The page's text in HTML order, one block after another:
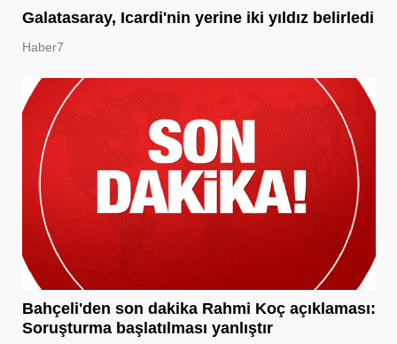
Galatasaray, Icardi'nin yerine iki yıldız belirledi
Haber7
Bahçeli'den son dakika Rahmi Koç açıklaması:
Soruşturma başlatılması yanlıştır